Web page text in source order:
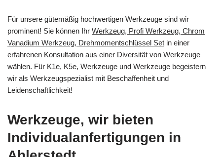
Für unsere gütemäßig hochwertigen Werkzeuge sind wir
prominent! Sie können Ihr Werkzeug, Profi Werkzeug, Chrom
Vanadium Werkzeug, Drehmomentschlüssel Set in einer
erfahrenen Konsultation aus einer Diversität von Werkzeuge
wählen. Für K1e, K5e, Werkzeuge und Werkzeuge begeistern
wir als Werkzeugspezialist mit Beschaffenheit und
Leidenschaftlichkeit!
Werkzeuge, wir bieten
Individualanfertigungen in